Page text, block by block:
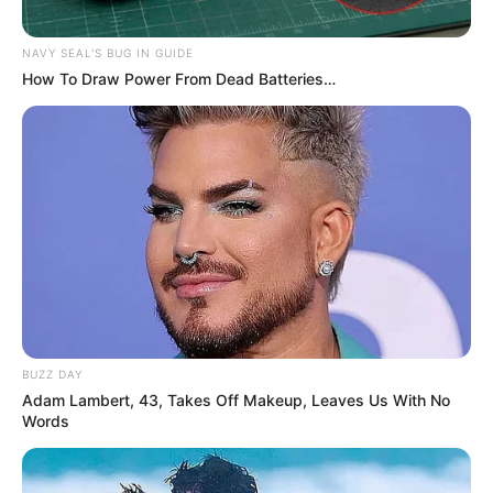
NAVY SEAL'S BUG IN GUIDE
How To Draw Power From Dead Batteries…
BUZZ DAY
Adam Lambert, 43, Takes Off Makeup, Leaves Us With No
Words